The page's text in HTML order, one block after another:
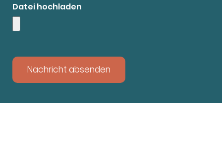
Datei hochladen
Nachricht absenden